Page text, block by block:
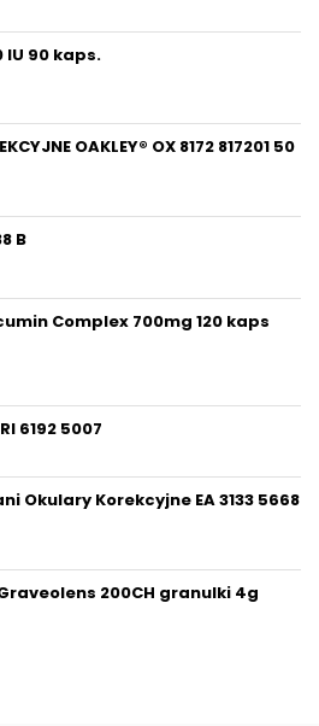
IU 90 kaps.
OAKLEY® OX 8172 817201 50
B
Complex 700mg 120 kaps
6192 5007
Okulary Korekcyjne EA 3133 5668
200CH granulki 4g